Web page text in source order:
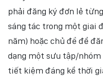
phải đăng ký đơn lẻ
sáng tác trong một giai
năm) hoặc chủ đề để
dạng một sưu tập/
tiết kiệm đáng kể thời